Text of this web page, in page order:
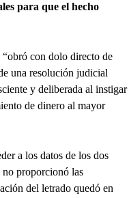
para que el hecho
con dolo directo de
una resolución judicial
y deliberada al instigar
de dinero al mayor
a los datos de los dos
proporcionó las
del letrado quedó en